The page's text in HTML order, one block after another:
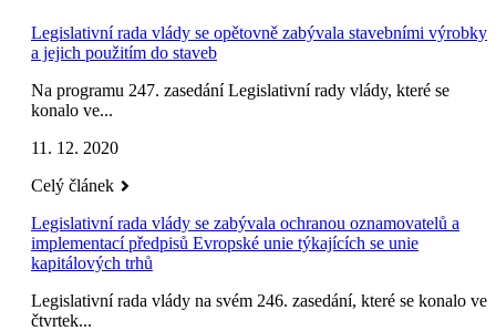
Legislativní rada vlády se opětovně zabývala stavebními výrobky
a jejich použitím do staveb
Na programu 247. zasedání Legislativní rady vlády, které se
konalo ve...
11. 12. 2020
Celý článek
Legislativní rada vlády se zabývala ochranou oznamovatelů a
implementací předpisů Evropské unie týkajících se unie
kapitálových trhů
Legislativní rada vlády na svém 246. zasedání, které se konalo ve
čtvrtek...